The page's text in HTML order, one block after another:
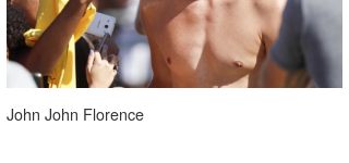
John John Florence